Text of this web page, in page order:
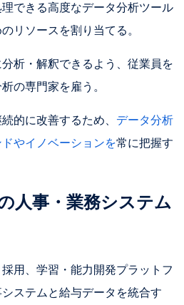
できる高度なデータ分析ツール
リソースを割り当てる。
析・解釈できるよう、従業員を
の専門家を雇う。
的に改善するため、 データ分析
やイノベーションを常に把握す
人事・業務システム
用、学習・能力開発プラットフ
ステムと給与データを統合す